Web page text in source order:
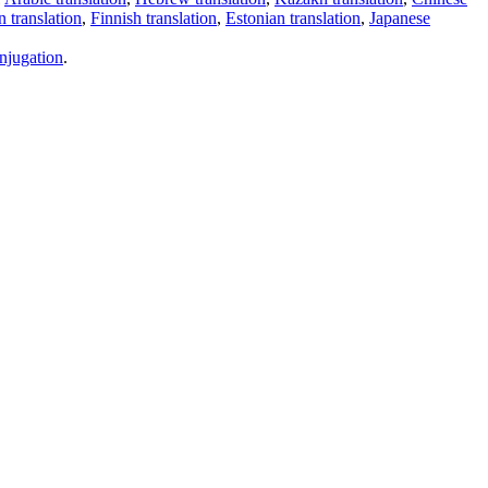
translation, Finnish translation, Estonian translation, Japanese
.